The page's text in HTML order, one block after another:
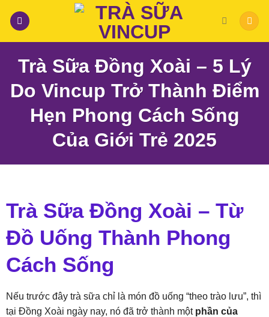
Trà Sữa Đồng Xoài – 5 Lý
Do Vincup Trở Thành Điểm
Hẹn Phong Cách Sống
Của Giới Trẻ 2025
Trà Sữa Đồng Xoài – Từ
Đồ Uống Thành Phong
Cách Sống
Nếu trước đây trà sữa chỉ là món đồ uống “theo trào lưu”, thì
tại Đồng Xoài ngày nay, nó đã trở thành một phần của